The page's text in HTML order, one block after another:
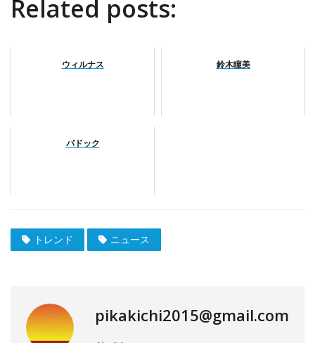
Related posts:
ウィルナス 鈴木瞳美
パドック
トレンド ニュース
pikakichi2015@gmail.com